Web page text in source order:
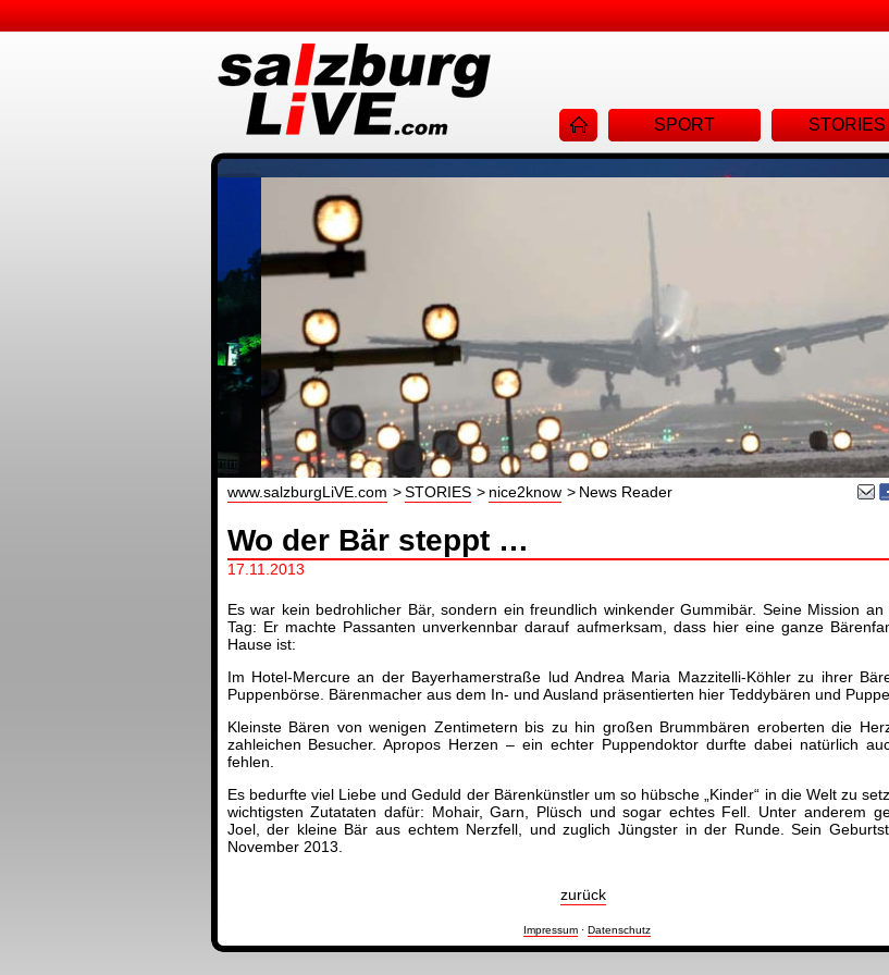
SPORT STORIES
www.salzburgLiVE.com
STORIES nice2know News Reader
Wo der Bär steppt …
17.11.2013
Es war kein bedrohlicher Bär, sondern ein freundlich winkender Gummibär. Seine Mission an
Tag: Er machte Passanten unverkennbar darauf aufmerksam, dass hier eine ganze
Hause ist:
Im Hotel-Mercure an der Bayerhamerstraße lud Andrea Maria Mazzitelli-Köhler zu ihrer
Puppenbörse. Bärenmacher aus dem In- und Ausland präsentierten hier Teddybären und
Kleinste Bären von wenigen Zentimetern bis zu hin großen Brummbären eroberten die
zahleichen Besucher. Apropos Herzen – ein echter Puppendoktor durfte dabei natürlich
fehlen.
Es bedurfte viel Liebe und Geduld der Bärenkünstler um so hübsche „Kinder“ in die Welt zu
wichtigsten Zutataten dafür: Mohair, Garn, Plüsch und sogar echtes Fell. Unter anderem
Joel, der kleine Bär aus echtem Nerzfell, und zuglich Jüngster in der Runde. Sein
November 2013.
zurück
Impressum · Datenschutz